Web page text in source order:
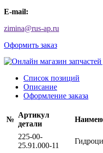
E-mail:
zimina@rus-ap.ru
Оформить заказ
Список позиций
Описание
Оформление заказа
№
Артикул
детали
225-00-
25.91.000-11